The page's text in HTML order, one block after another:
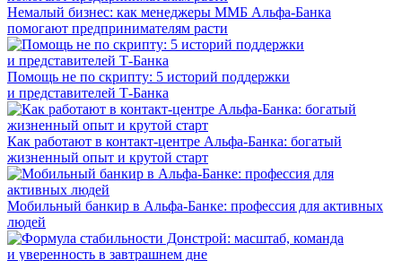
Немалый бизнес: как менеджеры ММБ Альфа-Банка
помогают предпринимателям расти
Помощь не по скрипту: 5 историй поддержки
и представителей Т-Банка
Как работают в контакт-центре Альфа-Банка: богатый
жизненный опыт и крутой старт
Мобильный банкир в Альфа-Банке: профессия для активных
людей